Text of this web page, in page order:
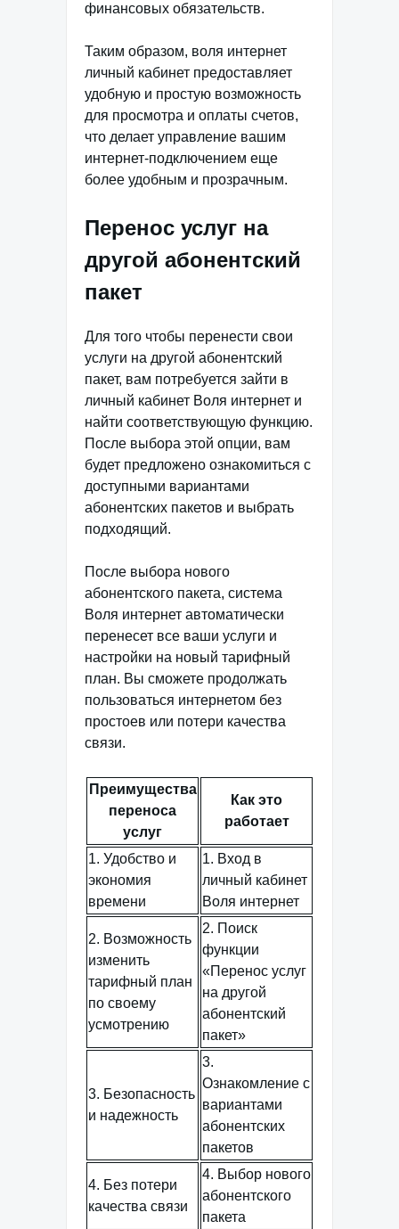
финансовых обязательств.
Таким образом, воля интернет
личный кабинет предоставляет
удобную и простую возможность
для просмотра и оплаты счетов,
что делает управление вашим
интернет-подключением еще
более удобным и прозрачным.
Перенос услуг на
другой абонентский
пакет
Для того чтобы перенести свои
услуги на другой абонентский
пакет, вам потребуется зайти в
личный кабинет Воля интернет и
найти соответствующую функцию.
После выбора этой опции, вам
будет предложено ознакомиться с
доступными вариантами
абонентских пакетов и выбрать
подходящий.
После выбора нового
абонентского пакета, система
Воля интернет автоматически
перенесет все ваши услуги и
настройки на новый тарифный
план. Вы сможете продолжать
пользоваться интернетом без
простоев или потери качества
связи.
Преимущества
переноса
услуг
Как это
работает
1. Удобство и
экономия
времени
1. Вход в
личный кабинет
Воля интернет
2. Возможность
изменить
тарифный план
по своему
усмотрению
2. Поиск
функции
«Перенос услуг
на другой
абонентский
пакет»
3. Безопасность
и надежность
3.
Ознакомление с
вариантами
абонентских
пакетов
4. Без потери
качества связи
4. Выбор нового
абонентского
пакета